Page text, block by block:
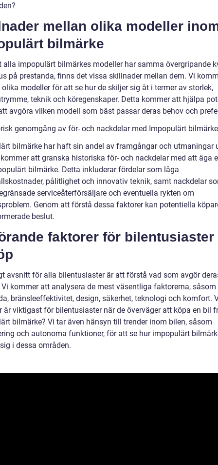
mellan olika modeller
bilmärke
alla impopulärt bilmärkes modeller har samma övergripande
på prestanda, finns det vissa skillnader mellan dem. Vi
modeller för att se hur de skiljer sig åt i termer av storlek,
teknik och köregenskaper. Detta kommer att hjälpa
avgöra vilken modell som bäst passar deras behov och
genomgång av för- och nackdelar med Impopulärt bilmärke
bilmärke har haft sin andel av framgångar och utmaningar
att granska historiska för- och nackdelar med att äga
bilmärke. Detta inkluderar fördelar som låga
pålitlighet och innovativ teknik, samt nackdelar
serviceåterförsäljare och eventuella rykten om
Genom att förstå dessa faktorer kan potentiella
beslut.
faktorer för bilentusiaster
avsnitt för alla bilentusiaster är att förstå vad som avgör
kommer att analysera de mest väsentliga faktorerna, såsom
bränsleeffektivitet, design, säkerhet, teknologi och komfort.
är viktigast för bilentusiaster när de överväger att köpa en bil
bilmärke? Vi tar även hänsyn till trender inom bilen, såsom
och autonoma funktioner, för att se hur impopulärt
i dessa områden.